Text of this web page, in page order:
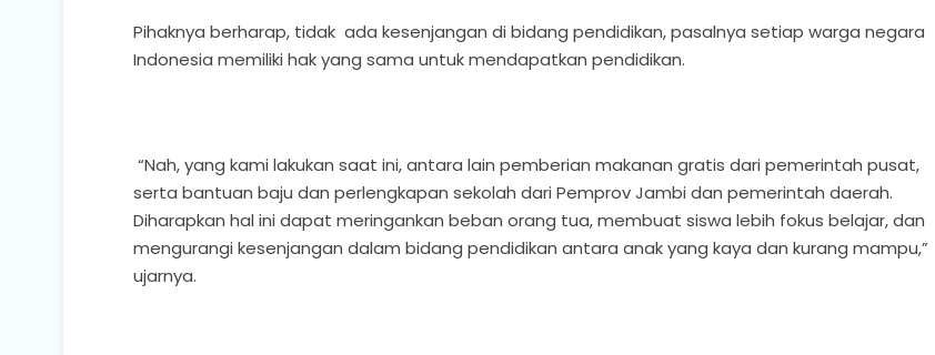
Pihaknya berharap, tidak ada kesenjangan di bidang pendidikan, pasalnya setiap warga negara
Indonesia memiliki hak yang sama untuk mendapatkan pendidikan.
“Nah, yang kami lakukan saat ini, antara lain pemberian makanan gratis dari pemerintah pusat,
serta bantuan baju dan perlengkapan sekolah dari Pemprov Jambi dan pemerintah daerah.
Diharapkan hal ini dapat meringankan beban orang tua, membuat siswa lebih fokus belajar, dan
mengurangi kesenjangan dalam bidang pendidikan antara anak yang kaya dan kurang mampu,”
ujarnya.